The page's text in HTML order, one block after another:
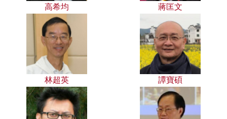
高希均 蔣匡文
林超英 譚寶碩